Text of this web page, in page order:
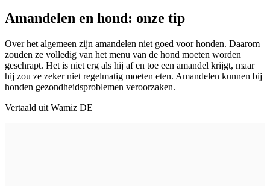
Amandelen en hond: onze tip
Over het algemeen zijn amandelen niet goed voor honden. Daarom
zouden ze volledig van het menu van de hond moeten worden
geschrapt. Het is niet erg als hij af en toe een amandel krijgt, maar
hij zou ze zeker niet regelmatig moeten eten. Amandelen kunnen bij
honden gezondheidsproblemen veroorzaken.
Vertaald uit Wamiz DE